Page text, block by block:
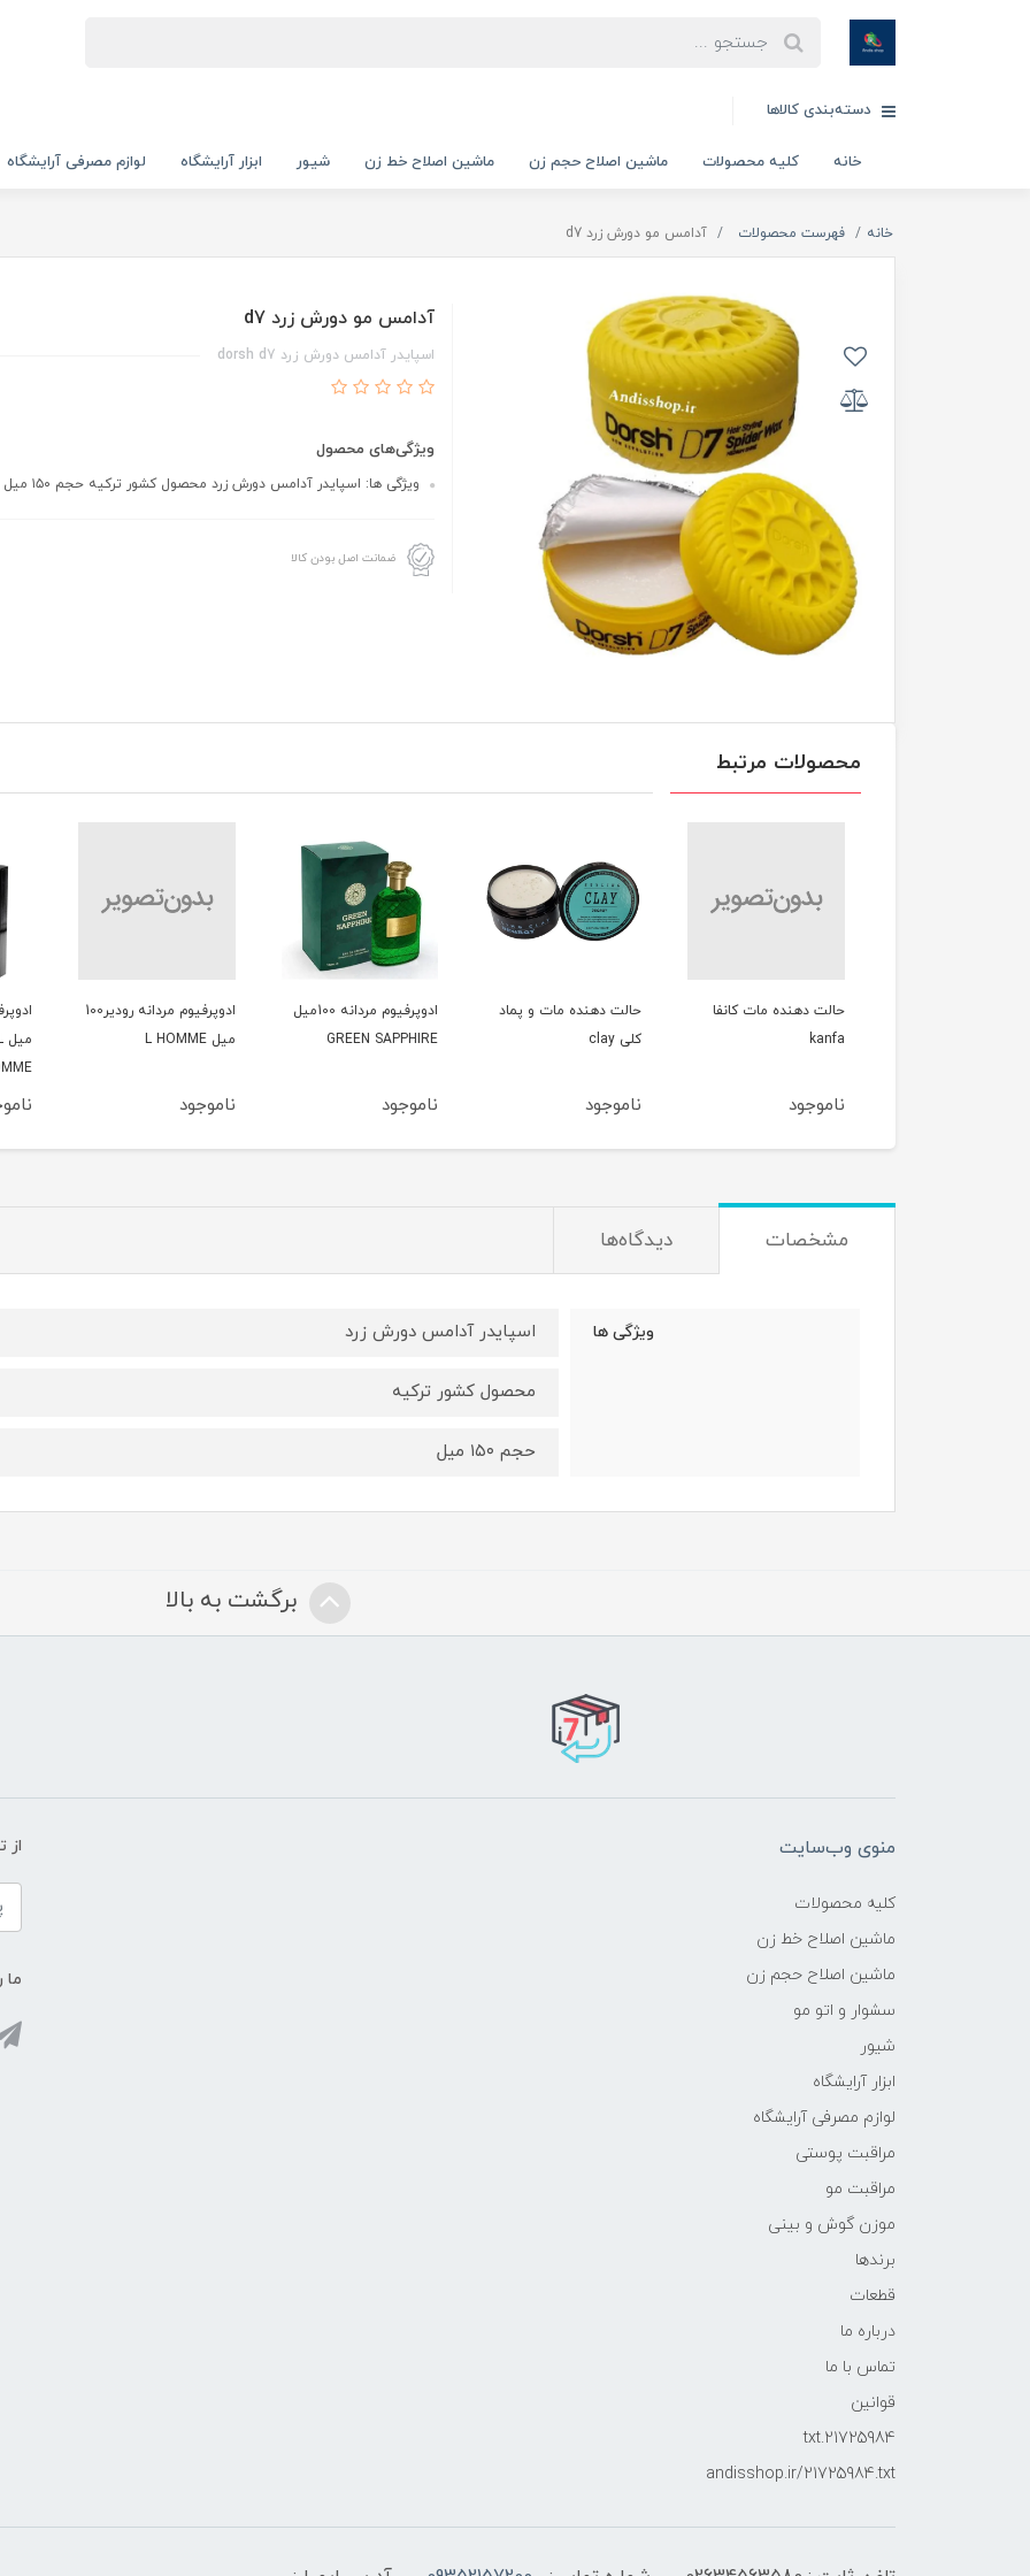
دسته‌بندی کالاها
خانه کلیه محصولات ماشین اصلاح حجم زن ماشین اصلاح خط زن شیور ابزار آرایشگاه لوازم مصرفی آرایشگاه
خانه فهرست محصولات آدامس مو دورش زرد d7
آدامس مو دورش زرد d7
اسپایدر آدامس دورش زرد dorsh d7
ویژگی‌های محصول
ویژگی ها: اسپایدر آدامس دورش زرد محصول کشور ترکیه حجم ۱۵۰ میل
ضمانت اصل بودن کالا
محصولات مرتبط
حالت دهنده مات و پماد
کلی clay
ناموجود
ادوپرفیوم مردانه 100میل
GREEN SAPPHIRE
ناموجود
ادوپرفیوم مردانه رودیر100
میل L HOMME
ناموجود
ادوپرفیوم مردانه رودیر100
میل L NOTE DIL
ناموجود
فوم
مشخصات دیدگاه‌ها
ویژگی ها اسپایدر آدامس دورش زرد
محصول کشور ترکیه
حجم ۱۵۰ میل
برگشت به بالا
منوی وب‌سایت
کلیه محصولات
ماشین اصلاح خط زن
ماشین اصلاح حجم زن
سشوار و اتو مو
شیور
ابزار آرایشگاه
لوازم مصرفی آرایشگاه
مراقبت پوستی
مراقبت مو
موزن گوش و بینی
برندها
قطعات
درباره ما
تماس با ما
قوانین
21725984.txt
andisshop.ir/21725984.txt
از
ما